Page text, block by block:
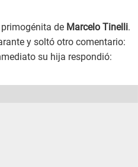
de Marcelo Tinelli.
y soltó otro comentario:
su hija respondió: